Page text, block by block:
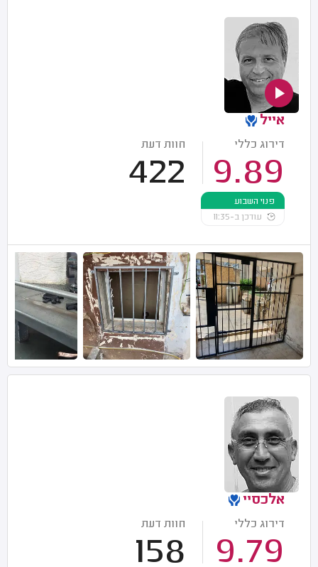
אייל
דירוג כללי
9.89
חוות דעת
422
פנוי השבוע
עודכן ב-11:35
אלכסיי
דירוג כללי
9.79
חוות דעת
158